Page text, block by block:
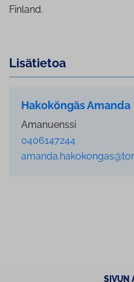
Finland.
Lisätietoa
Hakoköngäs Amanda
Amanuenssi
0406147244
SIVUN